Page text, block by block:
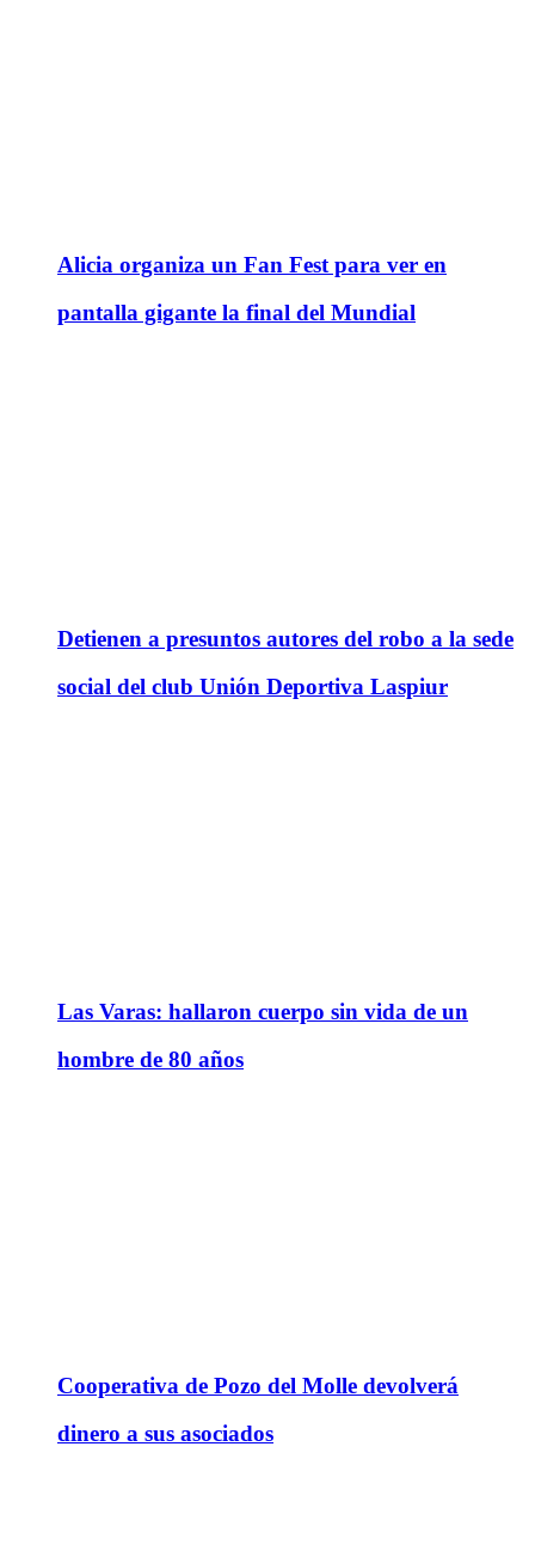
Alicia organiza un Fan Fest para ver en
pantalla gigante la final del Mundial
Detienen a presuntos autores del robo a la sede
social del club Unión Deportiva Laspiur
Las Varas: hallaron cuerpo sin vida de un
hombre de 80 años
Cooperativa de Pozo del Molle devolverá
dinero a sus asociados